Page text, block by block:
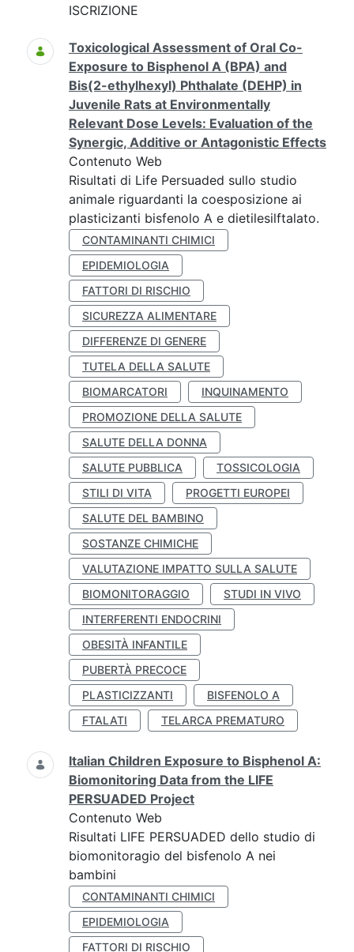
ISCRIZIONE
Toxicological Assessment of Oral Co-
Exposure to Bisphenol A (BPA) and
Bis(2-ethylhexyl) Phthalate (DEHP) in
Juvenile Rats at Environmentally
Relevant Dose Levels: Evaluation of the
Synergic, Additive or Antagonistic Effects
Contenuto Web
Risultati di Life Persuaded sullo studio
animale riguardanti la coesposizione ai
plasticizanti bisfenolo A e dietilesilftalato.
CONTAMINANTI CHIMICI
EPIDEMIOLOGIA
FATTORI DI RISCHIO
SICUREZZA ALIMENTARE
DIFFERENZE DI GENERE
TUTELA DELLA SALUTE
BIOMARCATORI
INQUINAMENTO
PROMOZIONE DELLA SALUTE
SALUTE DELLA DONNA
SALUTE PUBBLICA
TOSSICOLOGIA
STILI DI VITA
PROGETTI EUROPEI
SALUTE DEL BAMBINO
SOSTANZE CHIMICHE
VALUTAZIONE IMPATTO SULLA SALUTE
BIOMONITORAGGIO
STUDI IN VIVO
INTERFERENTI ENDOCRINI
OBESITÀ INFANTILE
PUBERTÀ PRECOCE
PLASTICIZZANTI
BISFENOLO A
FTALATI
TELARCA PREMATURO
Italian Children Exposure to Bisphenol A:
Biomonitoring Data from the LIFE
PERSUADED Project
Contenuto Web
Risultati LIFE PERSUADED dello studio di
biomonitoragio del bisfenolo A nei
bambini
CONTAMINANTI CHIMICI
EPIDEMIOLOGIA
FATTORI DI RISCHIO